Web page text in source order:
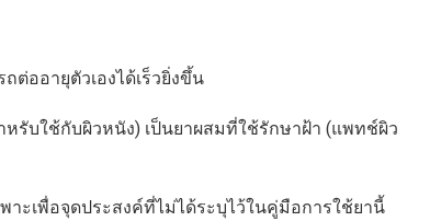
ต่ออายุตัวเองได้เร็วยิ่งขึ้น
ำหรับใช้กับผิวหนัง) เป็นยาผสมที่ใช้รักษาฝ้า (แพทช์ผิว
พาะเพื่อจุดประสงค์ที่ไม่ได้ระบุไว้ในคู่มือการใช้ยานี้